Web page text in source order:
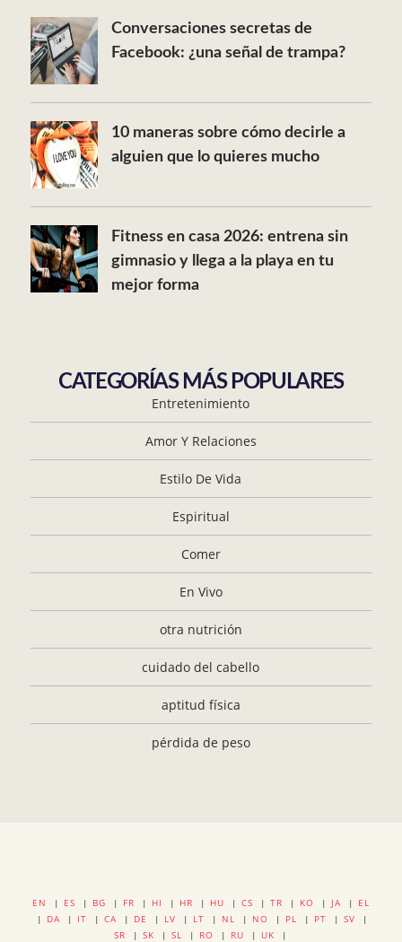
Conversaciones secretas de
Facebook: ¿una señal de trampa?
10 maneras sobre cómo decirle a
alguien que lo quieres mucho
Fitness en casa 2026: entrena sin
gimnasio y llega a la playa en tu
mejor forma
CATEGORÍAS MÁS POPULARES
Entretenimiento
Amor Y Relaciones
Estilo De Vida
Espiritual
Comer
En Vivo
otra nutrición
cuidado del cabello
aptitud física
pérdida de peso
EN | ES | BG | FR | HI | HR | HU | CS | TR | KO | JA | EL
| DA | IT | CA | DE | LV | LT | NL | NO | PL | PT | SV |
SR | SK | SL | RO | RU | UK |